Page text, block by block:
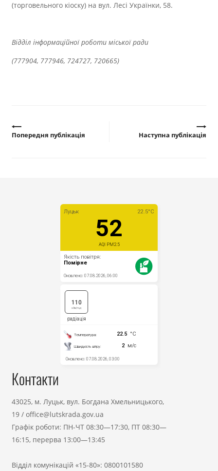
(торговельного кіоску) на вул. Лесі Українки, 58.
Відділ інформаційної роботи міської ради
(777904, 777946, 724727, 720665)
Попередня публікація Наступна публікація
Контакти
43025, м. Луцьк, вул. Богдана Хмельницького,
19 / office@lutskrada.gov.ua
Графік роботи: ПН-ЧТ 08:30—17:30, ПТ 08:30—
16:15, перерва 13:00—13:45
Відділ комунікацій «15-80»: 0800101580